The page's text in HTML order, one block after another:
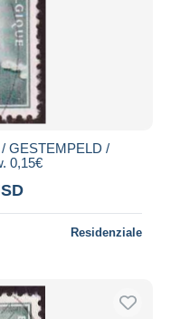
GESTEMPELD /
0,15€
Residenziale